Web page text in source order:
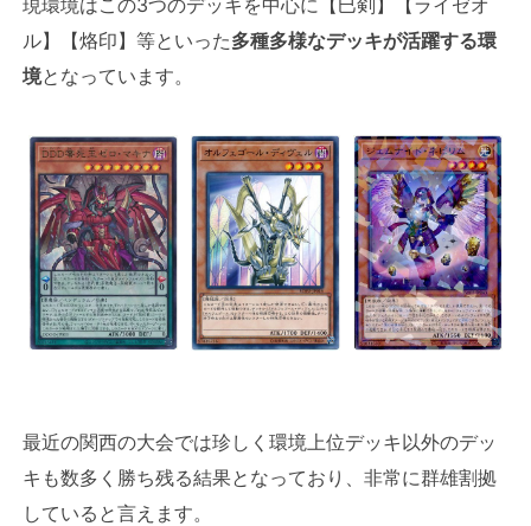
ル】【烙印】等といった多種多様なデッキが活躍する環
境となっています。
最近の関西の大会では珍しく環境上位デッキ以外のデッ
キも数多く勝ち残る結果となっており、非常に群雄割拠
していると言えます。